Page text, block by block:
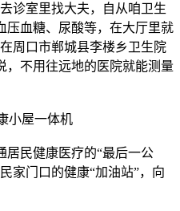
诊室里找大夫，自从咱卫生
压血糖、尿酸等，在大厅里就
周口市郸城县李楼乡卫生院
，不用往远地的医院就能测量
居民健康医疗的“最后一公
家门口的健康“加油站”，向